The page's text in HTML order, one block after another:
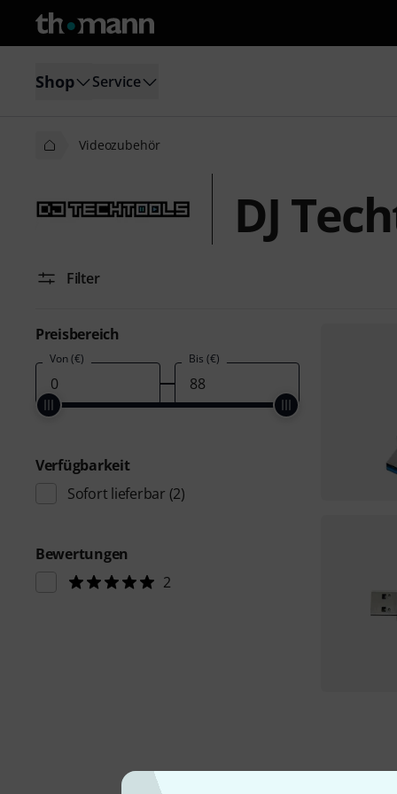
Shop Service
Videozubehör
DJ
Filter
Preisbereich
Von (€) Bis (€)
Verfügbarkeit
Sofort lieferbar (2)
Bewertungen
2